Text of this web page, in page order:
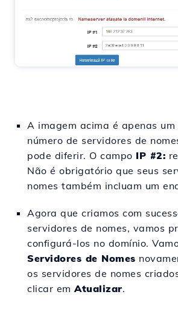
A imagem acima é apenas um
número de servidores de
pode diferir. O campo IP #2:
Não é obrigatório que seus
nomes também incluam um
Agora que criamos com
servidores de nomes, vamos
configurá-los no domínio.
Servidores de Nomes
os servidores de nomes
clicar emAtualizar.